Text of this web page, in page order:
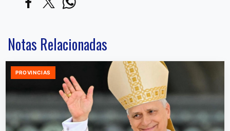
Notas Relacionadas
PROVINCIAS